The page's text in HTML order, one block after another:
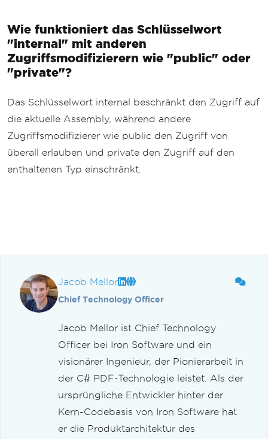
Wie funktioniert das Schlüsselwort
"internal" mit anderen
Zugriffsmodifizierern wie "public" oder
"private"?
Das Schlüsselwort internal beschränkt den Zugriff auf
die aktuelle Assembly, während andere
Zugriffsmodifizierer wie public den Zugriff von
überall erlauben und private den Zugriff auf den
enthaltenen Typ einschränkt.
Jacob Mellor
Chief Technology Officer
Jacob Mellor ist Chief Technology
Officer bei Iron Software und ein
visionärer Ingenieur, der Pionierarbeit in
der C# PDF-Technologie leistet. Als der
ursprüngliche Entwickler hinter der
Kern-Codebasis von Iron Software hat
er die Produktarchitektur des